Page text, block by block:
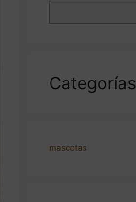
Categorías
mascotas